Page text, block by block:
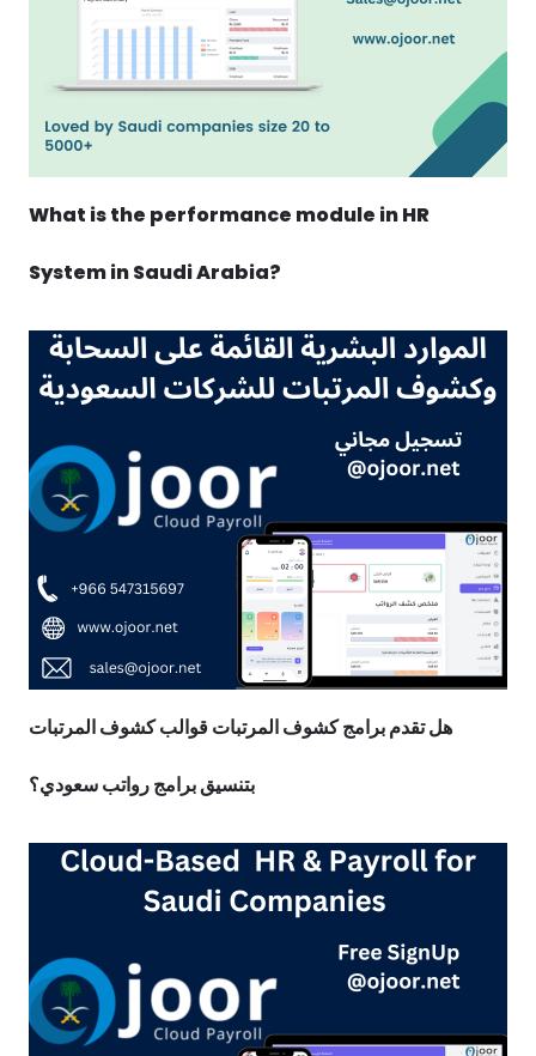
What is the performance module in HR
System in Saudi Arabia?
هل تقدم برامج كشوف المرتبات قوالب كشوف المرتبات
بتنسيق برامج رواتب سعودي؟